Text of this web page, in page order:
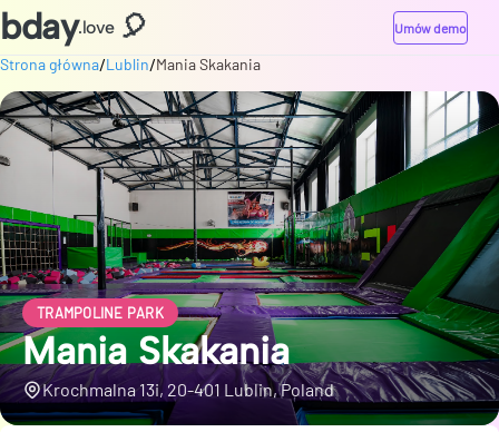
bday.love 🎈 Umów demo
Strona główna/Lublin/Mania Skakania
TRAMPOLINE PARK
Mania Skakania
Krochmalna 13i, 20-401 Lublin, Poland